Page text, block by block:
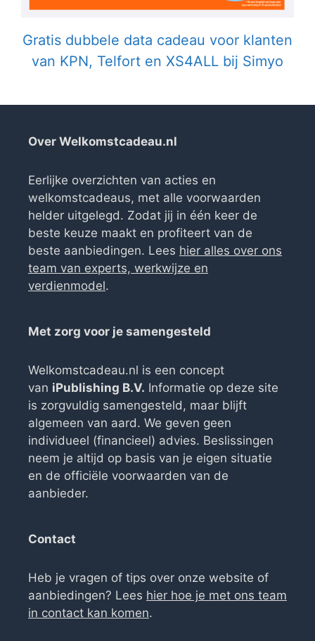
Gratis dubbele data cadeau voor klanten
van KPN, Telfort en XS4ALL bij Simyo
Over Welkomstcadeau.nl
Eerlijke overzichten van acties en
welkomstcadeaus, met alle voorwaarden
helder uitgelegd. Zodat jij in één keer de
beste keuze maakt en profiteert van de
beste aanbiedingen. Lees hier alles over ons
team van experts, werkwijze en
verdienmodel.
Met zorg voor je samengesteld
Welkomstcadeau.nl is een concept
van iPublishing B.V. Informatie op deze site
is zorgvuldig samengesteld, maar blijft
algemeen van aard. We geven geen
individueel (financieel) advies. Beslissingen
neem je altijd op basis van je eigen situatie
en de officiële voorwaarden van de
aanbieder.
Contact
Heb je vragen of tips over onze website of
aanbiedingen? Lees hier hoe je met ons team
in contact kan komen.